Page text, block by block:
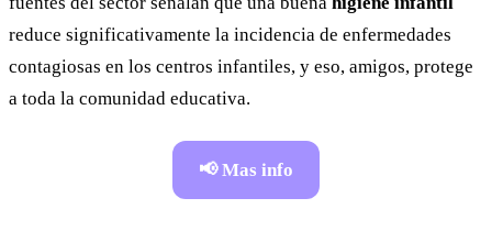
reduce significativamente la incidencia de enfermedades
contagiosas en los centros infantiles, y eso, amigos, protege
a toda la comunidad educativa.
📢 Mas info